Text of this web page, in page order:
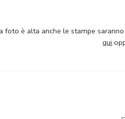
foto è alta anche le stampe
qui